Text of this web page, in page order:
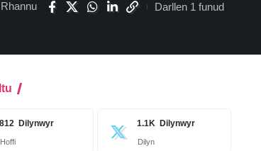
Rhannu Darllen 1 funud
812 Dilynwyr
Hoffi
1.1K Dilynwyr
Dilyn